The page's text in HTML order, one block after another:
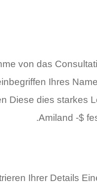
von das
Ihres
Diese dies starkes
Amiland -$
Ihrer Details